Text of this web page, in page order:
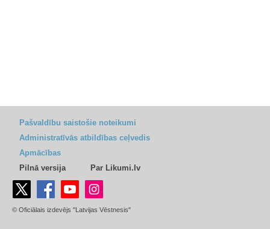
Pašvaldību saistošie noteikumi
Administratīvās atbildības ceļvedis
Apmācības
Pilnā versija
Par Likumi.lv
© Oficiālais izdevējs "Latvijas Vēstnesis"